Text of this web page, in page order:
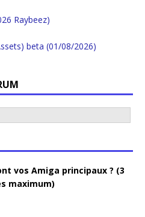
Raybeez)
beta (01/08/2026)
vos Amiga principaux ? (3
maximum)